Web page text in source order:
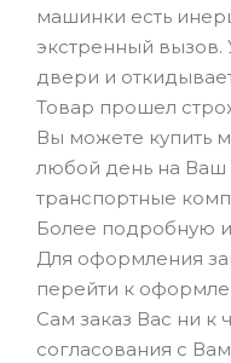
машинки есть
экстренный
двери и
Товар прошел
Вы можете купить
любой день на Ваш
транспортные
Более подробную
Для оформления
перейти к
Сам заказ Вас ни к
согласования с